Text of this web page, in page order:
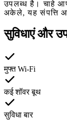
उपलब्ध है। चाहे आप
अकेले, यह संपत्ति
सुविधाएं और
मुफ्त Wi-Fi
कई शॉवर बूथ
सुविधा बार